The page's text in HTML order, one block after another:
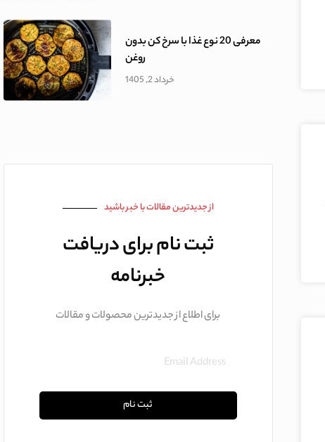
معرفی 20 نوع غذا با سرخ کن بدون
روغن
خرداد 2, 1405
از جدیدترین‌ مقالات با خبر باشید
ثبت نام برای دریافت
خبرنامه
برای اطلاع از جدیدترین محصولات و مقالات
ثبت نام